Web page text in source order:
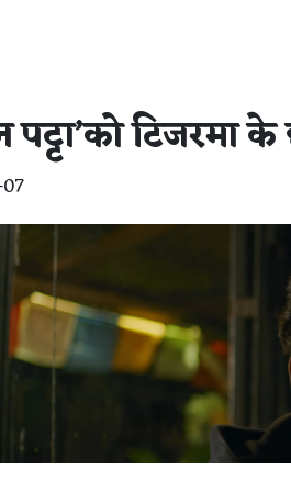
पट्टा’को टिजरमा